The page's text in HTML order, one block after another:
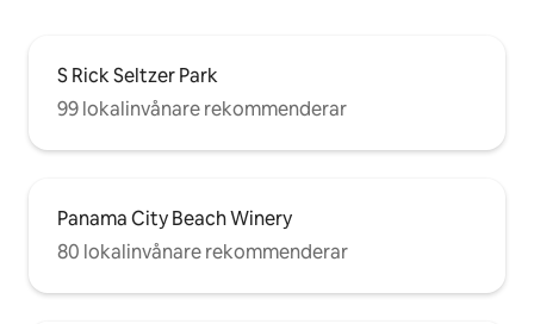
S Rick Seltzer Park
99 lokalinvånare rekommenderar
Panama City Beach Winery
80 lokalinvånare rekommenderar